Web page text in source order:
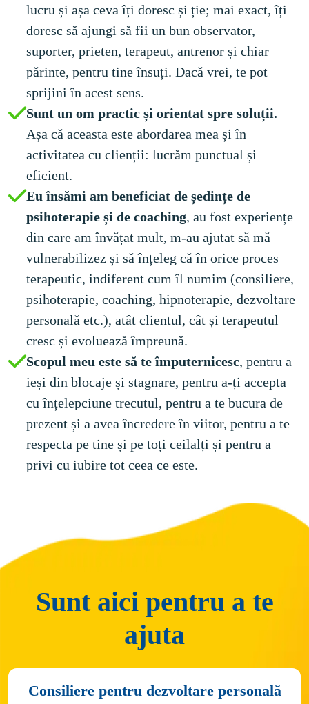
lucru și așa ceva îți doresc și ție; mai exact, îți
doresc să ajungi să fii un bun observator,
suporter, prieten, terapeut, antrenor și chiar
părinte, pentru tine însuți. Dacă vrei, te pot
sprijini în acest sens.
Sunt un om practic și orientat spre soluții.
Așa că aceasta este abordarea mea și în
activitatea cu clienții: lucrăm punctual și
eficient.
Eu însămi am beneficiat de ședințe de
psihoterapie și de coaching, au fost experiențe
din care am învățat mult, m-au ajutat să mă
vulnerabilizez și să înțeleg că în orice proces
terapeutic, indiferent cum îl numim (consiliere,
psihoterapie, coaching, hipnoterapie, dezvoltare
personală etc.), atât clientul, cât și terapeutul
cresc și evoluează împreună.
Scopul meu este să te împuternicesc, pentru a
ieși din blocaje și stagnare, pentru a-ți accepta
cu înțelepciune trecutul, pentru a te bucura de
prezent și a avea încredere în viitor, pentru a te
respecta pe tine și pe toți ceilalți și pentru a
privi cu iubire tot ceea ce este.
Sunt aici pentru a te
ajuta
Consiliere pentru dezvoltare personală